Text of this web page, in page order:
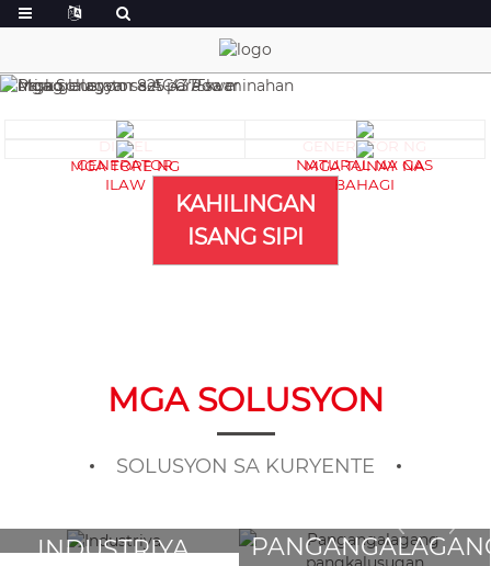
DIESEL
GENERATOR
GENERATOR NG
NATURAL NA GAS
MGA TORE NG
ILAW
MGA TUNAY NA
BAHAGI
KAHILINGAN
ISANG SIPI
MGA SOLUSYON
SOLUSYON SA KURYENTE
INDUSTRIYA